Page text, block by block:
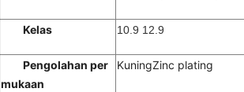
Kelas 10.9 12.9
Pengolahan per
mukaan
KuningZinc plating